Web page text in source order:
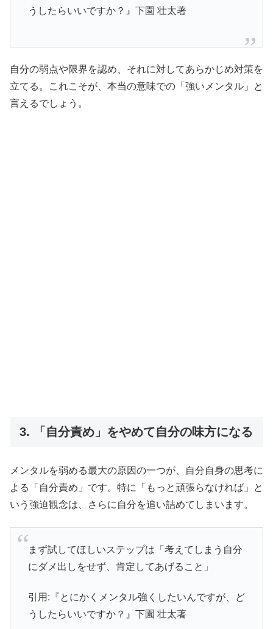
うしたらいいですか？』下園 壮太著
自分の弱点や限界を認め、それに対してあらかじめ対策を
立てる。これこそが、本当の意味での「強いメンタル」と
言えるでしょう。
3. 「自分責め」をやめて自分の味方になる
メンタルを弱める最大の原因の一つが、自分自身の思考に
よる「自分責め」です。特に「もっと頑張らなければ」と
いう強迫観念は、さらに自分を追い詰めてしまいます。
まず試してほしいステップは「考えてしまう自分
にダメ出しをせず、肯定してあげること」
引用:『とにかくメンタル強くしたいんですが、ど
うしたらいいですか？』下園 壮太著